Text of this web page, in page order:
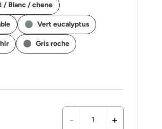
/ Blanc / chene
Vert eucalyptus
Gris roche
- +